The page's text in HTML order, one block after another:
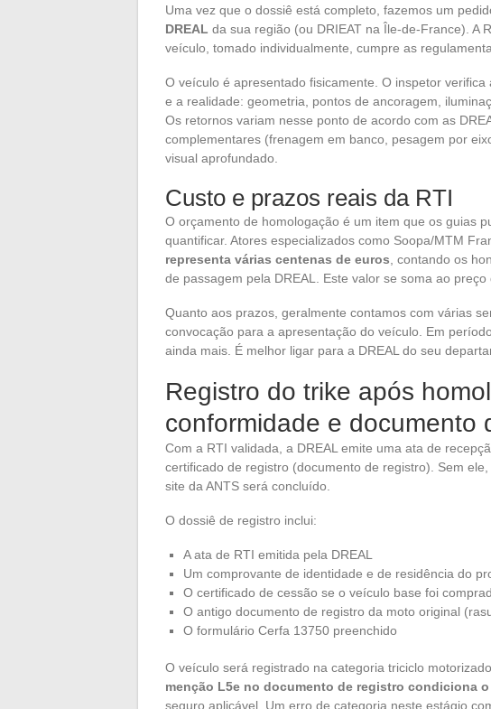
Uma vez que o dossiê está completo, fazemos um
DREAL da sua região (ou DRIEAT na Île-de-France). A
veículo, tomado individualmente, cumpre as
O veículo é apresentado fisicamente. O inspetor
e a realidade: geometria, pontos de ancoragem,
Os retornos variam nesse ponto de acordo com as
complementares (frenagem em banco, pesagem por
visual aprofundado.
Custo e prazos reais da RTI
O orçamento de homologação é um item que os guias
quantificar. Atores especializados como Soopa/MTM
representa várias centenas de euros , contando os
de passagem pela DREAL. Este valor se soma ao
Quanto aos prazos, geralmente contamos com várias
convocação para a apresentação do veículo. Em
ainda mais. É melhor ligar para a DREAL do seu
Registro do trike após
conformidade e documento
Com a RTI validada, a DREAL emite uma ata de
certificado de registro (documento de registro). Sem
site da ANTS será concluído.
O dossiê de registro inclui:
A ata de RTI emitida pela DREAL
Um comprovante de identidade e de residência do
O certificado de cessão se o veículo base foi
O antigo documento de registro da moto original
O formulário Cerfa 13750 preenchido
O veículo será registrado na categoria triciclo
menção L5e no documento de registro condiciona
seguro aplicável. Um erro de categoria neste estágio